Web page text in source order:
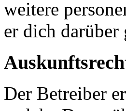
weitere
er dich
Der Betreiber